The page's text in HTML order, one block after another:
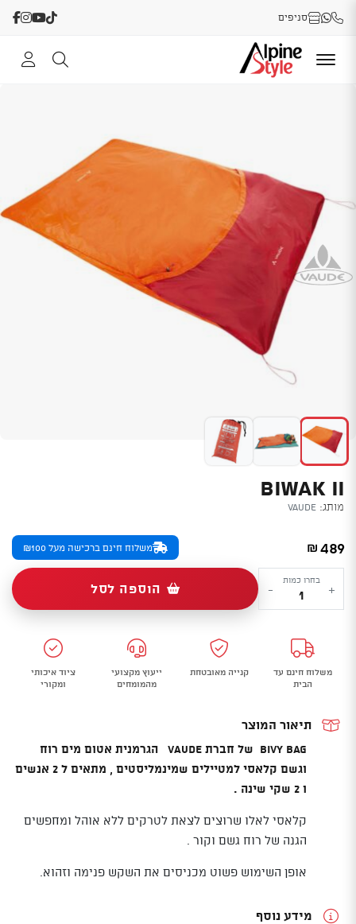
סניפים
BIWAK II
מותג: Vaude
₪ 489 משלוח חינם ברכישה מעל ₪100
+
כמות
של
II
בחרו כמות
- הוספה לסל
משלוח חינם עד
הבית
קנייה מאובטחת
ייעוץ מקצועי
מהמומחים
ציוד איכותי
ומקורי
תיאור המוצר
Bivy bag של חברת VAUDE הגרמנית אטום מים רוח
וגשם קלאסי למטיילים שמינמליסטים , מתאים ל 2 אנשים
ו 2 שקי שינה .
קלאסי לאלו שרוצים לצאת לטרקים ללא אוהל ומחפשים
הגנה של רוח גשם וקור .
אופן השימוש פשוט מכניסים את השקש פנימה וזהוא.
מידע נוסף